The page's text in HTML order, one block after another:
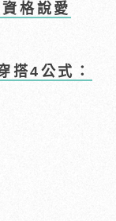
格說愛
搭4公式：